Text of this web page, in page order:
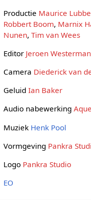
Productie Maurice
Robbert Boom, Marnix
Nunen, Tim van Wees
Editor Jeroen
Camera Diederick van
Geluid Ian Baker
Audio nabewerking
Muziek Henk Pool
Vormgeving Pankra
Logo Pankra Studio
EO